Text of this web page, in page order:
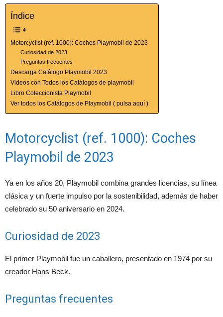
Índice
Motorcyclist (ref. 1000): Coches Playmobil de 2023
Curiosidad de 2023
Preguntas frecuentes
Descarga Catálogo Playmobil 2023
Videos con Todos los Catálogos de playmobil
Libro Coleccionista Playmobil
Ver todos los Catálogos de Playmobil ( pulsa aquí )
Motorcyclist (ref. 1000): Coches
Playmobil de 2023
Ya en los años 20, Playmobil combina grandes licencias, su línea
clásica y un fuerte impulso por la sostenibilidad, además de haber
celebrado su 50 aniversario en 2024.
Curiosidad de 2023
El primer Playmobil fue un caballero, presentado en 1974 por su
creador Hans Beck.
Preguntas frecuentes